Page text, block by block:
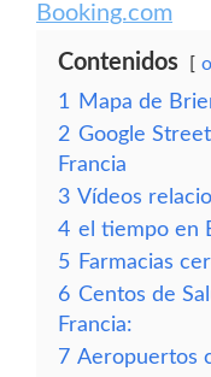
Booking.com
Contenidos
1
Mapa de
2 Google
Francia
3 Vídeos
4 el tiempo en
5 Farmacias
6 Centos de
Francia:
7 Aeropuertos